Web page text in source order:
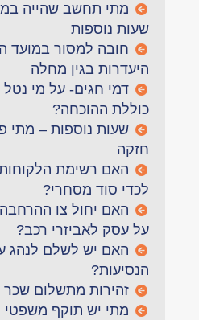
מתי תחשב שהייה
שעות נוספות
חובה למסור במועד
היעדרות בגין מחלה
דמי חגים- על מי
כוללת ההוכחה?
שעות נוספות – מתי
חזקה
האם רשימת
לכדי סוד מסחרי?
האם יחול צו
על עסק לאביזרי רכב?
האם יש לשלם לנהג
הנסיעות?
זהירות מתשלום שכר
מתי יש תוקף